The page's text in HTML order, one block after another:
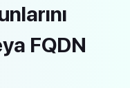
FQDN